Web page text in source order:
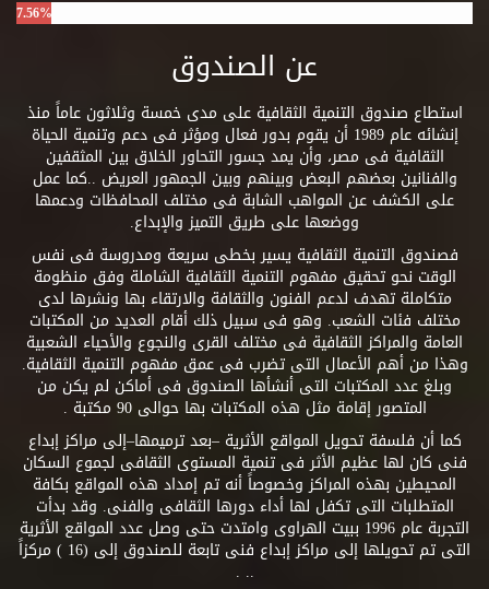
7.56%
عن الصندوق
استطاع صندوق التنمية الثقافية على مدى خمسة وثلاثون عاماً منذ
إنشائه عام 1989 أن يقوم بدور فعال ومؤثر فى دعم وتنمية الحياة
الثقافية فى مصر، وأن يمد جسور التحاور الخلاق بين المثقفين
والفنانين بعضهم البعض وبينهم وبين الجمهور العريض ..كما عمل
على الكشف عن المواهب الشابة فى مختلف المحافظات ودعمها
ووضعها على طريق التميز والإبداع.
فصندوق التنمية الثقافية يسير بخطى سريعة ومدروسة فى نفس
الوقت نحو تحقيق مفهوم التنمية الثقافية الشاملة وفق منظومة
متكاملة تهدف لدعم الفنون والثقافة والارتقاء بها ونشرها لدى
مختلف فئات الشعب. وهو فى سبيل ذلك أقام العديد من المكتبات
العامة والمراكز الثقافية فى مختلف القرى والنجوع والأحياء الشعبية
وهذا من أهم الأعمال التى تضرب فى عمق مفهوم التنمية الثقافية.
وبلغ عدد المكتبات التى أنشأها الصندوق فى أماكن لم يكن من
المتصور إقامة مثل هذه المكتبات بها حوالى 90 مكتبة .
كما أن فلسفة تحويل المواقع الأثرية –بعد ترميمها–إلى مراكز إبداع
فنى كان لها عظيم الأثر فى تنمية المستوى الثقافى لجموع السكان
المحيطين بهذه المراكز وخصوصاً أنه تم إمداد هذه المواقع بكافة
المتطلبات التى تكفل لها أداء دورها الثقافى والفنى. وقد بدأت
التجربة عام 1996 ببيت الهراوى وامتدت حتى وصل عدد المواقع الأثرية
التى تم تحويلها إلى مراكز إبداع فنى تابعة للصندوق إلى (16 ) مركزاً
.. .